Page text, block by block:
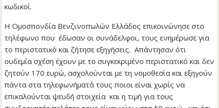
κωδικοί.
Η Ομοσπονδία Βενζινοπωλών Ελλάδος επικοινώνησε στο
τηλέφωνο που έδωσαν οι συνάδελφοι, τους ενημέρωσε για
το περιστατικό και ζήτησε εξηγήσεις. Απάντησαν ότι
ουδεμία σχέση έχουν με το συγκεκριμένο περιστατικό και δεν
ζητούν 170 ευρώ, ασχολούνται με τη νομοθεσία και εξηγούν
πάντα στα τηλεφωνήματά τους ποιοι είναι χωρίς να
επικαλούνται ψευδή στοιχεία και η τιμή για τους